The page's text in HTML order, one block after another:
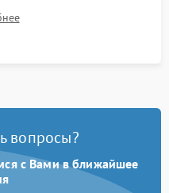
качества отпечатка
и надежность запекания
вопросы?
с Вами в ближайшее